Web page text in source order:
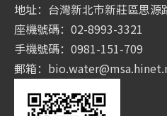
地址：台灣新北市新莊區思源
座機號碼：02-8993-3321
手機號碼：0981-151-709
郵箱：